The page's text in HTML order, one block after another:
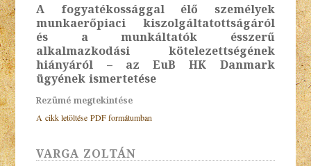
A fogyatékossággal élő személyek
munkaerőpiaci kiszolgáltatottságáról
és a munkáltatók ésszerű
alkalmazkodási kötelezettségének
hiányáról – az EuB HK Danmark
ügyének ismertetése
Rezümé megtekintése
A cikk letöltése PDF formátumban
VARGA ZOLTÁN